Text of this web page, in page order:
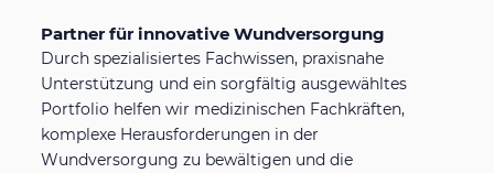
Partner für innovative Wundversorgung
Durch spezialisiertes Fachwissen, praxisnahe
Unterstützung und ein sorgfältig ausgewähltes
Portfolio helfen wir medizinischen Fachkräften,
komplexe Herausforderungen in der
Wundversorgung zu bewältigen und die